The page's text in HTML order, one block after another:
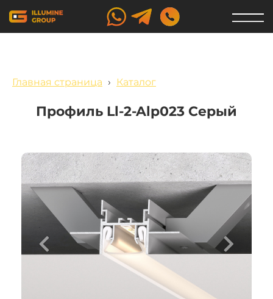
Главная страница › Каталог
Профиль Ll-2-Alp023 Серый